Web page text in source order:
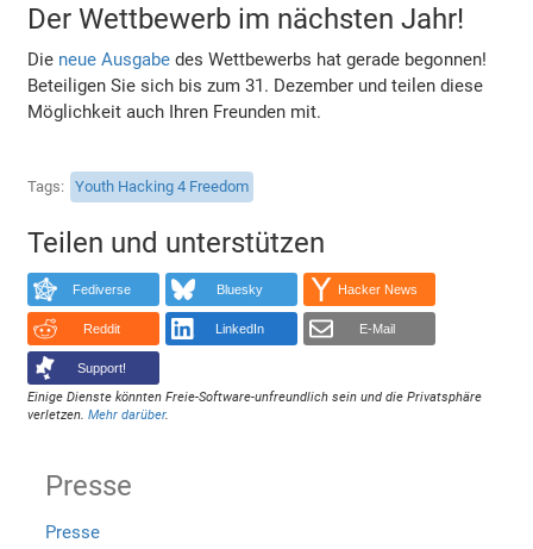
Der Wettbewerb im nächsten Jahr!
Die neue Ausgabe des Wettbewerbs hat gerade begonnen!
Beteiligen Sie sich bis zum 31. Dezember und teilen diese
Möglichkeit auch Ihren Freunden mit.
Tags Youth Hacking 4 Freedom
Teilen und unterstützen
Fediverse Bluesky Hacker News
Reddit LinkedIn E-Mail
Support!
Einige Dienste könnten Freie-Software-unfreundlich sein und die Privatsphäre
verletzen.Mehr darüber.
Presse
Presse